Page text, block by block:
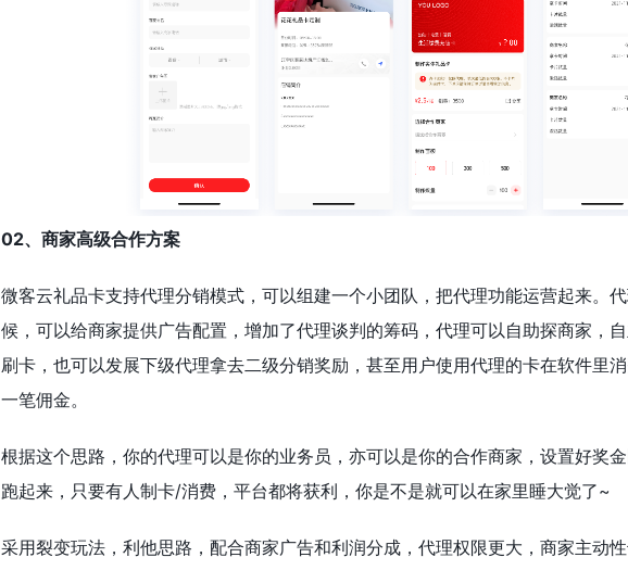
02、商家高级合作方案
微客云礼品卡支持代理分销模式，可以组建一个小团队，把代理功能运营起来。
候，可以给商家提供广告配置，增加了代理谈判的筹码，代理可以自助探商家，
刷卡，也可以发展下级代理拿去二级分销奖励，甚至用户使用代理的卡在软件里
一笔佣金。
根据这个思路，你的代理可以是你的业务员，亦可以是你的合作商家，设置好奖
跑起来，只要有人制卡/消费，平台都将获利，你是不是就可以在家里睡大觉了~
采用裂变玩法，利他思路，配合商家广告和利润分成，代理权限更大，商家主动